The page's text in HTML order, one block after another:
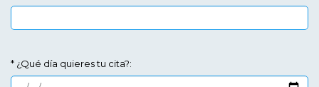
* ¿Qué día quieres tu cita?: